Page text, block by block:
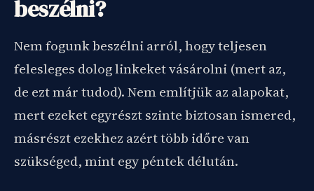
beszélni?
Nem fogunk beszélni arról, hogy teljesen
felesleges dolog linkeket vásárolni (mert az,
de ezt már tudod). Nem említjük az alapokat,
mert ezeket egyrészt szinte biztosan ismered,
másrészt ezekhez azért több időre van
szükséged, mint egy péntek délután.